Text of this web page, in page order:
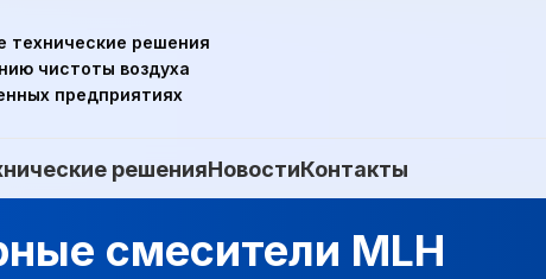
технические решения
чистоты воздуха
предприятиях
решенияНовостиКонтакты
смесители MLH